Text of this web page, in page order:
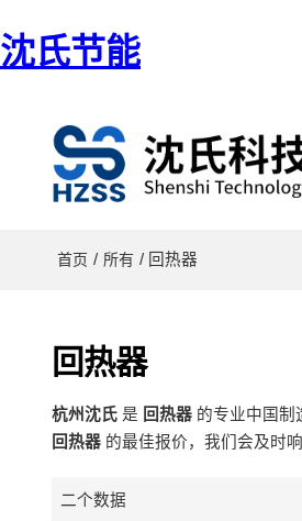
沈氏节能
首页 / 所有 / 回热器
回热器
杭州沈氏是 回热器的专业中国制
回热器的最佳报价，我们会及时
二个数据